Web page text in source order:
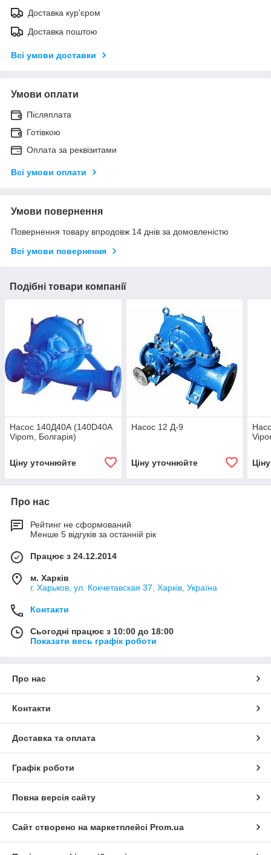
Доставка кур'єром
Доставка поштою
Всі умови доставки
Умови оплати
Післяплата
Готівкою
Оплата за реквізитами
Всі умови оплати
Умови повернення
Повернення товару впродовж 14 днів за домовленістю
Всі умови повернення
Подібні товари компанії
Насос 140Д40А (140D40A
Vipom, Болгарія)
Ціну уточнюйте
Насос 12 Д-9
Ціну уточнюйте
Про нас
Рейтинг не сформований
Менше 5 відгуків за останній рік
Працює з 24.12.2014
м. Харків
г. Харьков, ул. Кокчетавская 37, Харків, Україна
Контакти
Сьогодні працює з 10:00 до 18:00
Показати весь графік роботи
Про нас
Контакти
Доставка та оплата
Графік роботи
Повна версія сайту
Сайт створено на маркетплейсі Prom.ua